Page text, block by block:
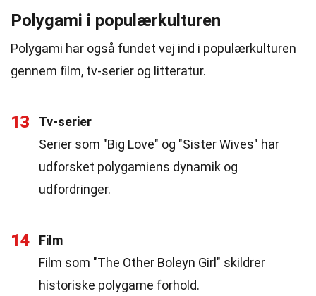
Polygami i populærkulturen
Polygami har også fundet vej ind i populærkulturen
gennem film, tv-serier og litteratur.
13
Tv-serier
Serier som "Big Love" og "Sister Wives" har
udforsket polygamiens dynamik og
udfordringer.
14
Film
Film som "The Other Boleyn Girl" skildrer
historiske polygame forhold.